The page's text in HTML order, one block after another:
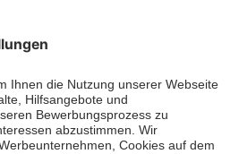
Unfall-Hilfe e.V.
führt das Spendenzertifikat
Spendenrats e.V.